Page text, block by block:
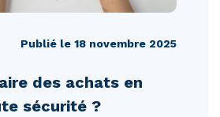
Publié le 18 novembre 2025
des achats en
sécurité ?